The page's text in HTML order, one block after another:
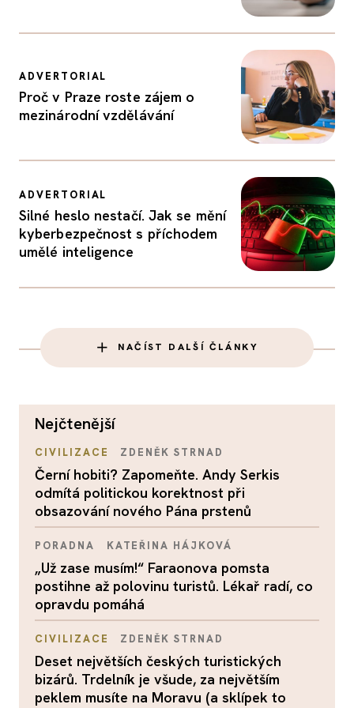
ADVERTORIAL
Proč v Praze roste zájem o
mezinárodní vzdělávání
ADVERTORIAL
Silné heslo nestačí. Jak se mění
kyberbezpečnost s příchodem
umělé inteligence
NAČÍST DALŠÍ ČLÁNKY
nejčtenější
CIVILIZACE ZDENĚK STRNAD
Černí hobiti? Zapomeňte. Andy Serkis
odmítá politickou korektnost při
obsazování nového Pána prstenů
PORADNA KATEŘINA HÁJKOVÁ
„Už zase musím!“ Faraonova pomsta
postihne až polovinu turistů. Lékař radí, co
opravdu pomáhá
CIVILIZACE ZDENĚK STRNAD
Deset největších českých turistických
bizárů. Trdelník je všude, za největším
peklem musíte na Moravu (a sklípek to